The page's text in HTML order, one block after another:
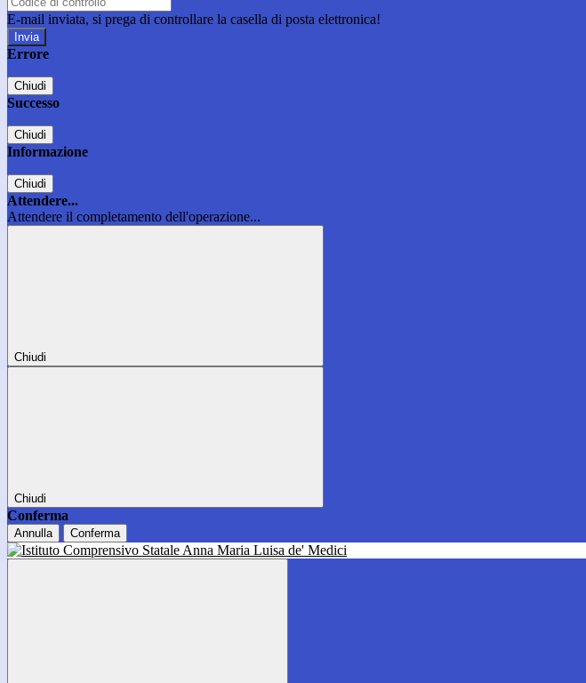
E-mail inviata, si prega di controllare la casella di posta elettronica!
Errore
Chiudi
Successo
Chiudi
Informazione
Chiudi
Attendere...
Attendere il completamento dell'operazione...
Chiudi
Chiudi
Conferma
Annulla Conferma